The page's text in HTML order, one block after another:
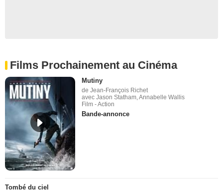
Films Prochainement au Cinéma
Mutiny
de Jean-François Richet
avec Jason Statham, Annabelle Wallis
Film - Action
Bande-annonce
Tombé du ciel